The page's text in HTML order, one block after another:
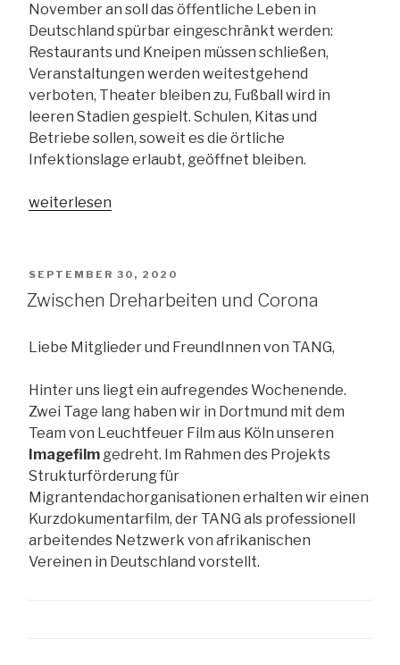
November an soll das öffentliche Leben in
Deutschland spürbar eingeschränkt werden:
Restaurants und Kneipen müssen schließen,
Veranstaltungen werden weitestgehend
verboten, Theater bleiben zu, Fußball wird in
leeren Stadien gespielt. Schulen, Kitas und
Betriebe sollen, soweit es die örtliche
Infektionslage erlaubt, geöffnet bleiben.
„Zwischen
gegen
N-
weiterlesen
VERÖFFENTLICHT
AM
SEPTEMBER 30, 2020
Zwischen Dreharbeiten und Corona
Liebe Mitglieder und FreundInnen von TANG,
Hinter uns liegt ein aufregendes Wochenende.
Zwei Tage lang haben wir in Dortmund mit dem
Team von Leuchtfeuer Film aus Köln unseren
Imagefilm gedreht. Im Rahmen des Projekts
Strukturförderung für
Migrantendachorganisationen erhalten wir einen
Kurzdokumentarfilm, der TANG als professionell
arbeitendes Netzwerk von afrikanischen
Vereinen in Deutschland vorstellt.